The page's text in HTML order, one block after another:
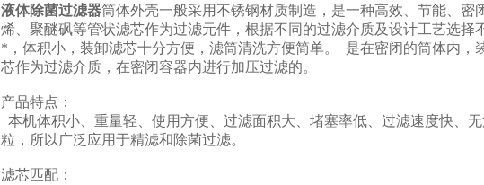
液体除菌过滤器筒体外壳一般采用不锈钢材质制造，是一种高效、节能、
烯、聚醚砜等管状滤芯作为过滤元件，根据不同的过滤介质及设计工艺选
*，体积小，装卸滤芯十分方便，滤筒清洗方便简单。
是在密闭的筒体内，
芯作为过滤介质，在密闭容器内进行加压过滤的。
产品特点：
本机体积小、重量轻、使用方便、过滤面积大、堵塞率低、过滤速度快、
粒，所以广泛应用于精滤和除菌过滤。
滤芯匹配：